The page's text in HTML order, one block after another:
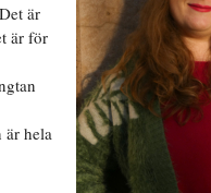
är
är för
hela